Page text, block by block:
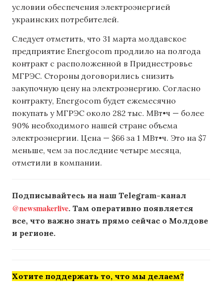
условии обеспечения электроэнергией
украинских потребителей.
Следует отметить, что 31 марта молдавское
предприятие Energocom продлило на полгода
контракт с расположенной в Приднестровье
МГРЭС. Стороны договорились снизить
закупочную цену на электроэнергию. Согласно
контракту, Energocom будет ежемесячно
покупать у МГРЭС около 282 тыс. МВт•ч — более
90% необходимого нашей стране объема
электроэнергии. Цена — $66 за 1 МВт•ч. Это на $7
меньше, чем за последние четыре месяца,
отметили в компании.
Подписывайтесь на наш Telegram-канал
@newsmakerlive. Там оперативно появляется
все, что важно знать прямо сейчас о Молдове
и регионе.
Хотите поддержать то, что мы делаем?